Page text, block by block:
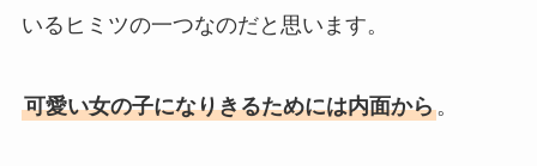
いるヒミツの一つなのだと思います。
可愛い女の子になりきるためには内面から。